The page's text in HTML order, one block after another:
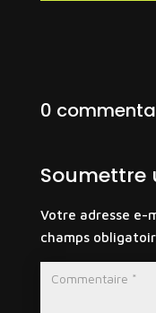
0
Soumettre
Votre adresse e-
champs